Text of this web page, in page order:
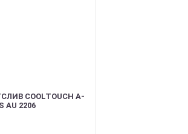
COOLTOUCH A-
AU 2206